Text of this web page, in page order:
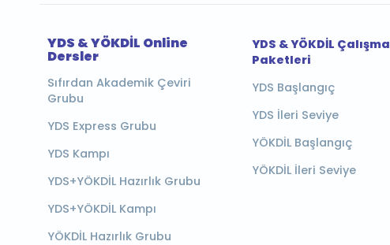
YDS & YÖKDİL Online
Dersler
Sıfırdan Akademik Çeviri
Grubu
YDS Express Grubu
YDS Kampı
YDS+YÖKDİL Hazırlık Grubu
YDS+YÖKDİL Kampı
YÖKDİL Hazırlık Grubu
YDS & YÖKDİL Çalışma
Paketleri
YDS Başlangıç
YDS İleri Seviye
YÖKDİL Başlangıç
YÖKDİL İleri Seviye